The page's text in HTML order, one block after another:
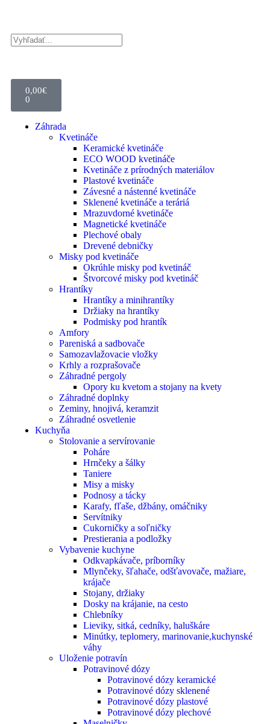
0,00€
0
Záhrada
Kvetináče
Keramické kvetináče
ECO WOOD kvetináče
Kvetináče z prírodných materiálov
Plastové kvetináče
Závesné a nástenné kvetináče
Sklenené kvetináče a teráriá
Mrazuvdorné kvetináče
Magnetické kvetináče
Plechové obaly
Drevené debničky
Misky pod kvetináče
Okrúhle misky pod kvetináč
Štvorcové misky pod kvetináč
Hrantíky
Hrantíky a minihrantíky
Držiaky na hrantíky
Podmisky pod hrantík
Amfory
Pareniská a sadbovače
Samozavlažovacie vložky
Krhly a rozprašovače
Záhradné pergoly
Opory ku kvetom a stojany na kvety
Záhradné doplnky
Zeminy, hnojivá, keramzit
Záhradné osvetlenie
Kuchyňa
Stolovanie a servírovanie
Poháre
Hrnčeky a šálky
Taniere
Misy a misky
Podnosy a tácky
Karafy, fľaše, džbány, omáčniky
Servítniky
Cukorničky a soľničky
Prestierania a podložky
Vybavenie kuchyne
Odkvapkávače, príborníky
Mlynčeky, šľahače, odšťavovače, mažiare,
krájače
Stojany, držiaky
Dosky na krájanie, na cesto
Chlebníky
Lieviky, sitká, cedníky, haluškáre
Minútky, teplomery, marinovanie,kuchynské
váhy
Uloženie potravín
Potravinové dózy
Potravinové dózy keramické
Potravinové dózy sklenené
Potravinové dózy plastové
Potravinové dózy plechové